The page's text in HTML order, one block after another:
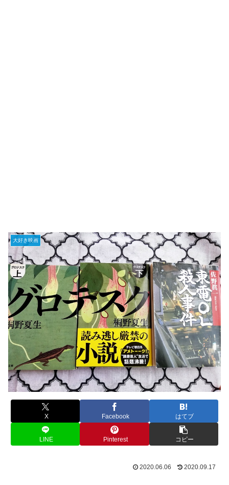
大好き映画
X Facebook はてブ
LINE Pinterest コピー
2020.06.06 2020.09.17